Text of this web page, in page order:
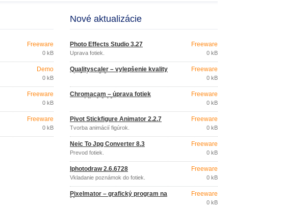
Freeware
0 kB
Demo
0 kB
Freeware
0 kB
Freeware
0 kB
Nové aktualizácie
Photo Effects Studio 3.27
Úprava fotiek.
Freeware
0 kB
Qualityscaler – vylepšenie kvality
obrázkov 3.0
Freeware
0 kB
Chromacam – úprava fotiek
v mobile 1.0.10
Freeware
0 kB
Pivot Stickfigure Animator 2.2.7
Tvorba animácií figúrok.
Freeware
0 kB
Neic To Jpg Converter 8.3
Prevod fotiek.
Freeware
0 kB
Iphotodraw 2.6.6728
Vkladanie poznámok do fotiek.
Freeware
0 kB
Pixelmator – grafický program na
Mac
Freeware
0 kB